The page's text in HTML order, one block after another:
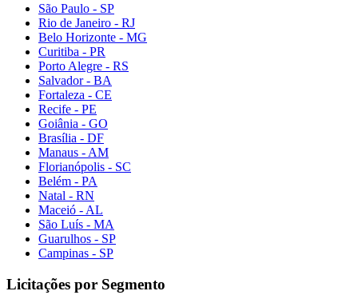
São Paulo - SP
Rio de Janeiro - RJ
Belo Horizonte - MG
Curitiba - PR
Porto Alegre - RS
Salvador - BA
Fortaleza - CE
Recife - PE
Goiânia - GO
Brasília - DF
Manaus - AM
Florianópolis - SC
Belém - PA
Natal - RN
Maceió - AL
São Luís - MA
Guarulhos - SP
Campinas - SP
Licitações por Segmento